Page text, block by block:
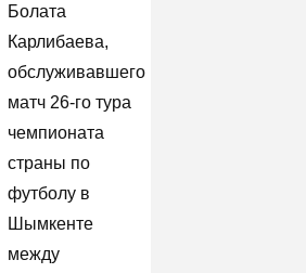
Болата
Карлибаева,
обслуживавшего
матч 26-го тура
чемпионата
страны по
футболу в
Шымкенте
между